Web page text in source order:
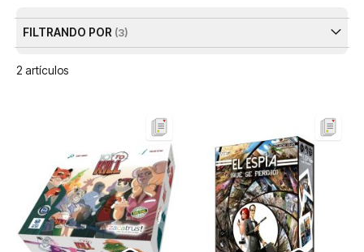
2 artículos
FILTRANDO POR